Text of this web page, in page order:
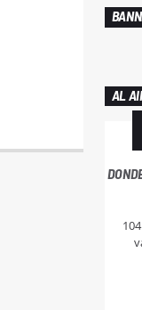
AL